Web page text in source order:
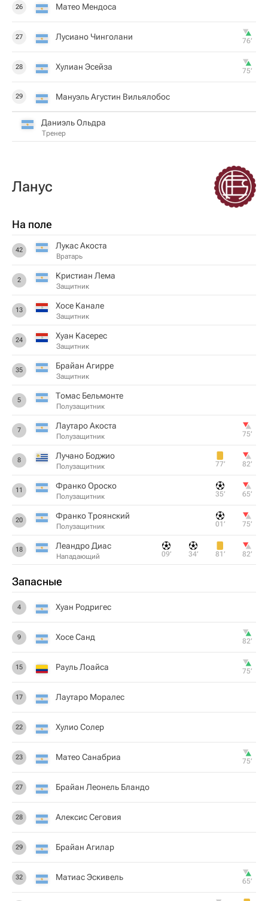
26 Матео Мендоса
27 Лусиано Чинголани 76‎’‎
28 Хулиан Эсейза 75‎’‎
29 Мануэль Агустин Вильялобос
Даниэль Ольдра
Тренер
Ланус
На поле
42 Лукас Акоста
Вратарь
2 Кристиан Лема
Защитник
13 Хосе Канале
Защитник
24 Хуан Касерес
Защитник
35 Брайан Агирре
Защитник
5 Томас Бельмонте
Полузащитник
7 Лаутаро Акоста
Полузащитник 75‎’‎
8 Лучано Боджио
Полузащитник 77‎’‎ 82‎’‎
11 Франко Ороско
Полузащитник 35‎’‎ 65‎’‎
20 Франко Троянский
Полузащитник 01‎’‎ 75‎’‎
18 Леандро Диас
Нападающий 09‎’‎ 34‎’‎ 81‎’‎ 82‎’‎
Запасные
4 Хуан Родригес
9 Хосе Санд 82‎’‎
15 Рауль Лоайса 75‎’‎
17 Лаутаро Моралес
22 Хулио Солер
23 Матео Санабриа 75‎’‎
27 Брайан Леонель Бландо
28 Алексис Сеговия
29 Брайан Агилар
32 Матиас Эскивель 65‎’‎